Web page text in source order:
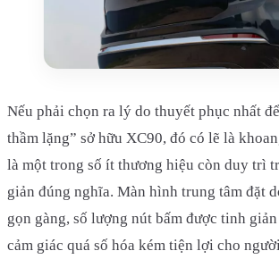
Nếu phải chọn ra lý do thuyết phục nhất
thầm lặng” sở hữu XC90, đó có lẽ là
là một trong số ít thương hiệu còn duy trì
giản đúng nghĩa. Màn hình trung tâm đặt
gọn gàng, số lượng nút bấm được tinh
cảm giác quá số hóa kém tiện lợi cho